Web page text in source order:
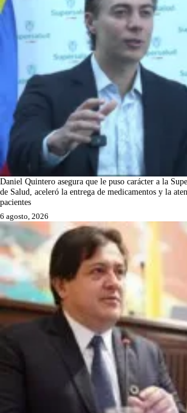
Daniel Quintero asegura que le puso carácter a la
de Salud, aceleró la entrega de medicamentos y la
pacientes
6 agosto, 2026